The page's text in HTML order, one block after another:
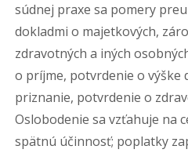
súdnej praxe sa pomery
dokladmi o majetkových,
zdravotných a iných
o príjme, potvrdenie o výške
priznanie, potvrdenie o
Oslobodenie sa vzťahuje na
spätnú účinnosť; poplatky